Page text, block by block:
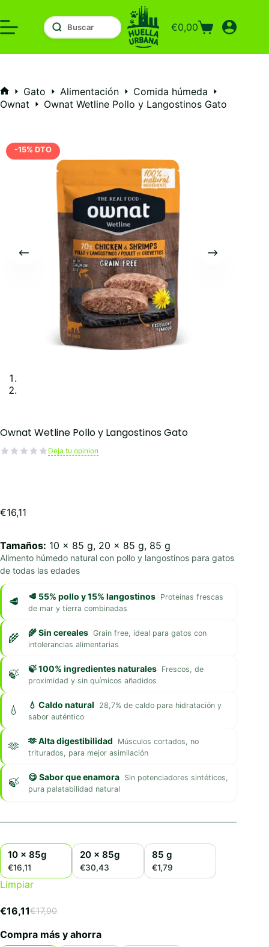
al
contenido
Carro
compra
€0,00
Inicio
Gato Alimentación
Comida húmeda
Ownat
Ownat Wetline Pollo y Langostinos Gato
-15% DTO
Ownat Wetline Pollo y Langostinos Gato
Deja tu opinion
€16,11
Tamaños: 10 x 85 g, 20 x 85 g, 85 g
Alimento húmedo natural con pollo y langostinos para gatos
de todas las edades
🥩 55% pollo y 15% langostinos Proteínas frescas
de mar y tierra combinadas
🌾 Sin cereales Grain free, ideal para gatos con
intolerancias alimentarias
🍃 100% ingredientes naturales Frescos, de
proximidad y sin químicos añadidos
💧 Caldo natural
28,7% de caldo para hidratación y
sabor auténtico
🫶 Alta digestibilidad
Músculos cortados, no
triturados, para mejor asimilación
😋 Sabor que enamora Sin potenciadores sintéticos,
pura palatabilidad natural
10 x 85g
€16,11
20 x 85g
€30,43
85 g
€1,79
Limpiar
€17,90
El
precio
original
€16,11El
precio
actual
Compra más y ahorra